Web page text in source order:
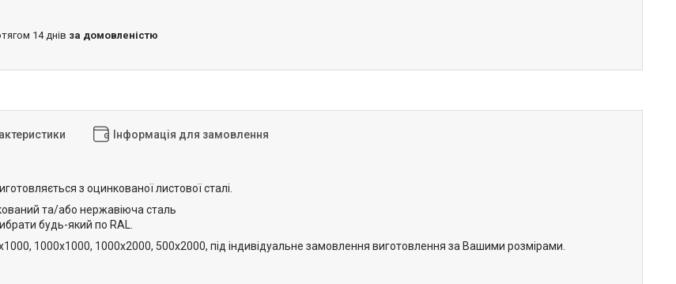
14 днів за домовленістю
Інформація для замовлення
з оцинкованої листової сталі.
та/або нержавіюча сталь
будь-який по RAL.
1000х1000, 1000х2000, 500х2000, під індивідуальне замовлення виготовлення за Вашими розмірами.